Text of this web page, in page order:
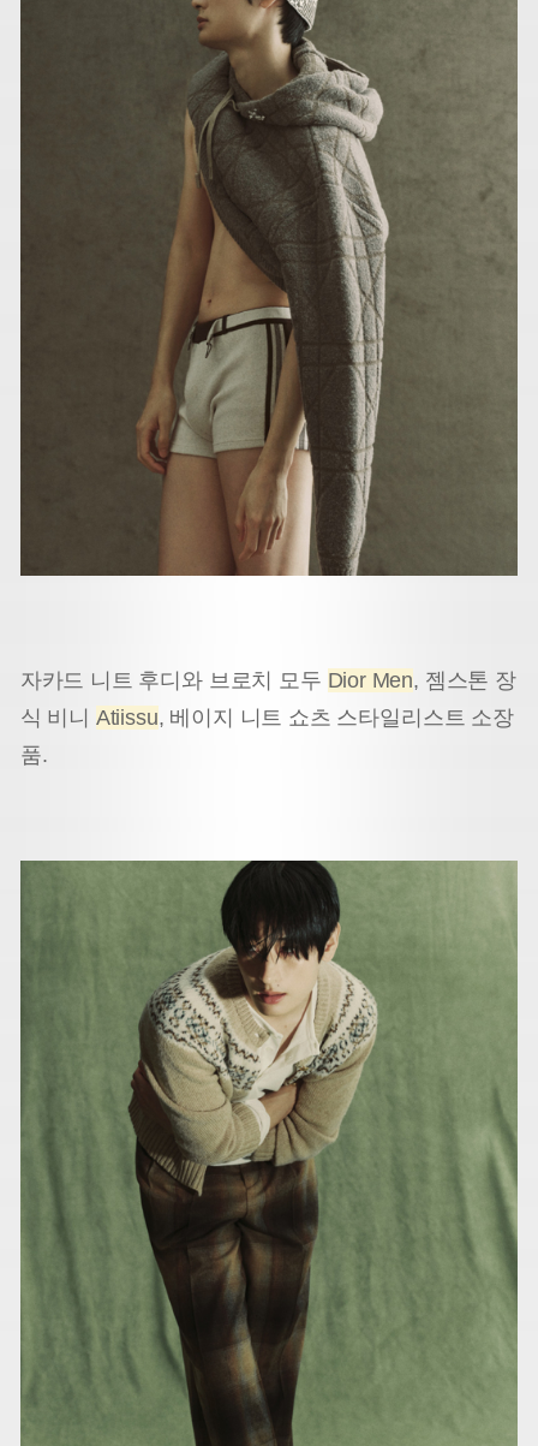
자카드 니트 후디와 브로치 모두 Dior Men, 젬스톤 장
식 비니 Atiissu, 베이지 니트 쇼츠 스타일리스트 소장
품.